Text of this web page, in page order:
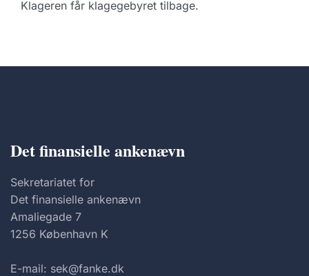
Klageren får klagegebyret tilbage.
Det finansielle ankenævn
Sekretariatet for
Det finansielle ankenævn
Amaliegade 7
1256 København K
E-mail: sek@fanke.dk